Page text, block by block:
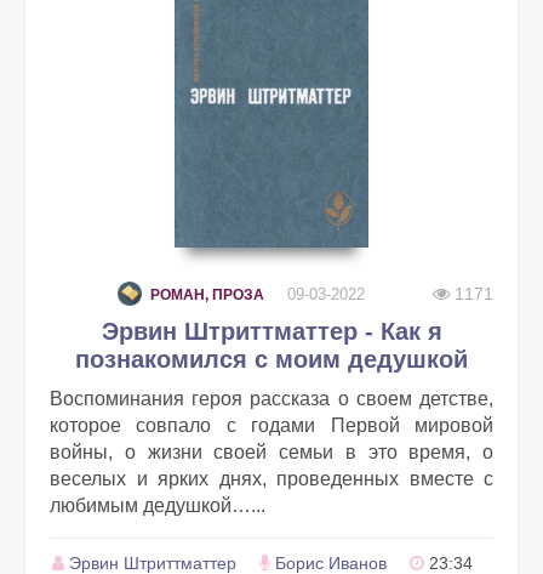
РОМАН, ПРОЗА 09-03-2022 1171
Эрвин Штриттматтер - Как я
познакомился с моим дедушкой
Воспоминания героя рассказа о своем детстве,
которое совпало с годами Первой мировой
войны, о жизни своей семьи в это время, о
веселых и ярких днях, проведенных вместе с
любимым дедушкой…...
Эрвин Штриттматтер Борис Иванов 23:34